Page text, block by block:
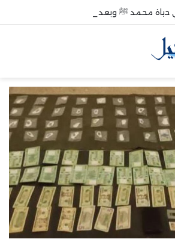
حياة محمد ﷺ وبعد وفاته”